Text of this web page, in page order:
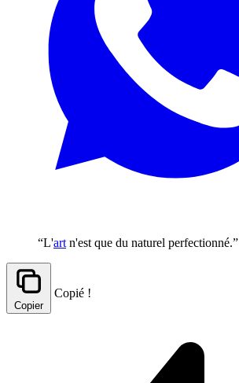
“L'art n'est que du naturel perfectionné.”
Copier
Copié !